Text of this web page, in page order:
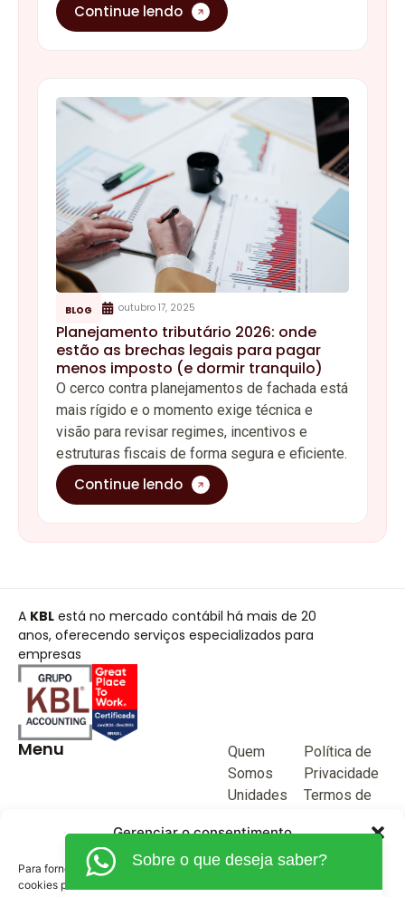
Gerenciar o consentimento
Para fornecer as melhores experiências, usamos tecnologias como
cookies para armazenar e/ou acessar informações do dispositivo. O
Continue lendo
BLOG outubro 17, 2025
Planejamento tributário 2026: onde
estão as brechas legais para pagar
menos imposto (e dormir tranquilo)
O cerco contra planejamentos de fachada está
mais rígido e o momento exige técnica e
visão para revisar regimes, incentivos e
estruturas fiscais de forma segura e eficiente.
Continue lendo
A KBL está no mercado contábil há mais de 20
anos, oferecendo serviços especializados para
empresas
Menu
Quem
Somos
Unidades
Blog
Junte-se a
Política de
Privacidade
Termos de
Sobre o que deseja saber?